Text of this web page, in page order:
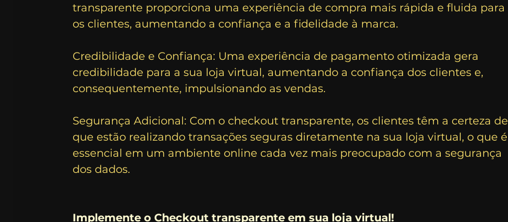
transparente proporciona uma experiência de compra mais rápida e fluida para
os clientes, aumentando a confiança e a fidelidade à marca.
Credibilidade e Confiança: Uma experiência de pagamento otimizada gera
credibilidade para a sua loja virtual, aumentando a confiança dos clientes e,
consequentemente, impulsionando as vendas.
Segurança Adicional: Com o checkout transparente, os clientes têm a certeza de
que estão realizando transações seguras diretamente na sua loja virtual, o que é
essencial em um ambiente online cada vez mais preocupado com a segurança
dos dados.
Implemente o Checkout transparente em sua loja virtual!